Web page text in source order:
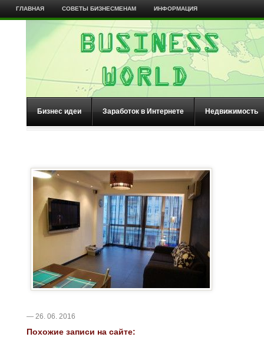
ГЛАВНАЯ СОВЕТЫ БИЗНЕСМЕНАМ ИНФОРМАЦИЯ
Бизнес идеи Заработок в Интернете Недвижимость
— 26. 06. 2016
Похожие записи на сайте: